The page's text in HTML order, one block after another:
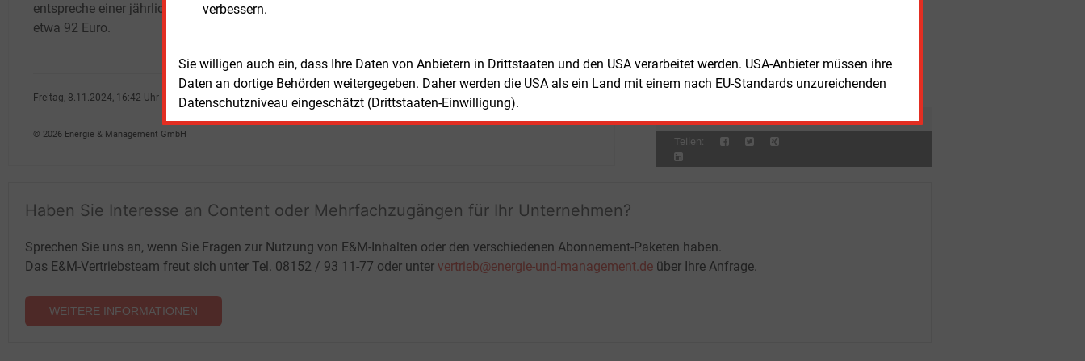
verbessern.
Sie willigen auch ein, dass Ihre Daten von Anbietern in Drittstaaten und den USA verarbeitet werden. USA-Anbieter müssen ihre
Daten an dortige Behörden weitergegeben. Daher werden die USA als ein Land mit einem nach EU-Standards unzureichenden
Datenschutzniveau eingeschätzt (Drittstaaten-Einwilligung).
entspreche einer jährlichen Entlastung von
etwa 92 Euro.
Freitag, 8.11.2024, 16:42 Uhr
© 2026 Energie & Management GmbH
E&M Donnerstag, 6.08.2026, 15:25 Uhr WÄRME
Wärmepumpen-Absatz steigt im ersten
Teilen:
Haben Sie Interesse an Content oder Mehrfachzugängen für Ihr Unternehmen?
Sprechen Sie uns an, wenn Sie Fragen zur Nutzung von E&M-Inhalten oder den verschiedenen Abonnement-Paketen haben.
Das E&M-Vertriebsteam freut sich unter Tel. 08152 / 93 11-77 oder unter vertrieb@energie-und-management.de über Ihre Anfrage.
WEITERE INFORMATIONEN